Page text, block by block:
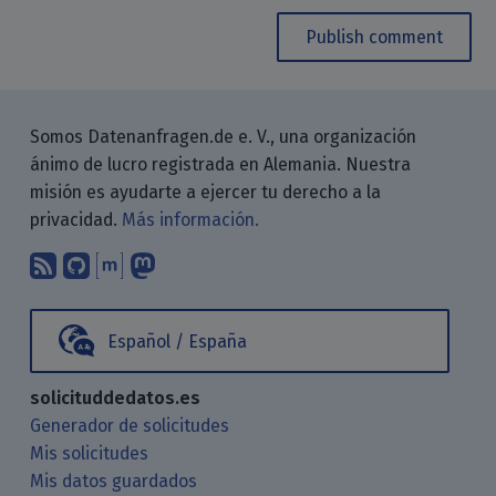
Publish comment
Somos Datenanfragen.de e. V., una organización
ánimo de lucro registrada en Alemania. Nuestra
misión es ayudarte a ejercer tu derecho a la
privacidad. Más información.
Suscríbete a nuestro blog a través
Encuéntranos en GitHub
Encuéntranos en Matrix
Español / España
solicituddedatos.es
Generador de solicitudes
Mis solicitudes
Mis datos guardados